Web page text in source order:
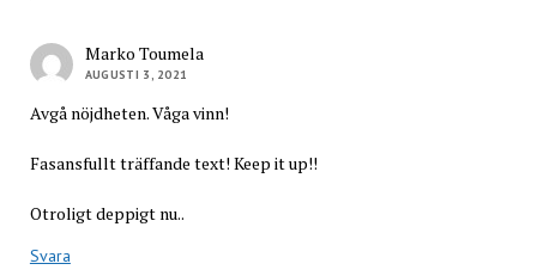
Marko Toumela
AUGUSTI 3, 2021
Avgå nöjdheten. Våga vinn!
Fasansfullt träffande text! Keep it up!!
Otroligt deppigt nu..
Svara